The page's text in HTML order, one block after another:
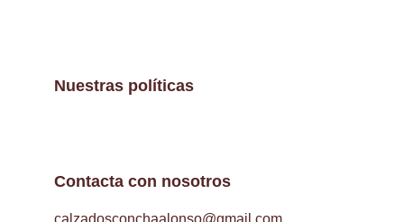
Contacta con nosotros
calzadosconchaalonso@gmail.com
Nuestras políticas